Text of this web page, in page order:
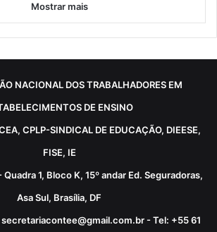
Mostrar mais
NACIONAL DOS TRABALHADORES EM
DE ENSINO
CPLP-SINDICAL DE EDUCAÇÃO, DIEESE,
FISE, IE
1, Bloco K, 15º andar Ed. Seguradoras,
Asa Sul, Brasília, DF
- Tel: +55 61